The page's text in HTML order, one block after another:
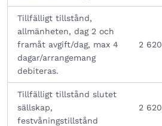
Tillfälligt tillstånd,
allmänheten, dag 2 och
framåt avgift/dag, max 4
dagar/arrangemang
debiteras.
2 620
Tillfälligt tillstånd slutet
sällskap,
festvåningstillstånd
2 620